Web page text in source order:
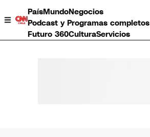
PaísMundoNegocios
Podcast y Programas completos
Futuro 360CulturaServicios